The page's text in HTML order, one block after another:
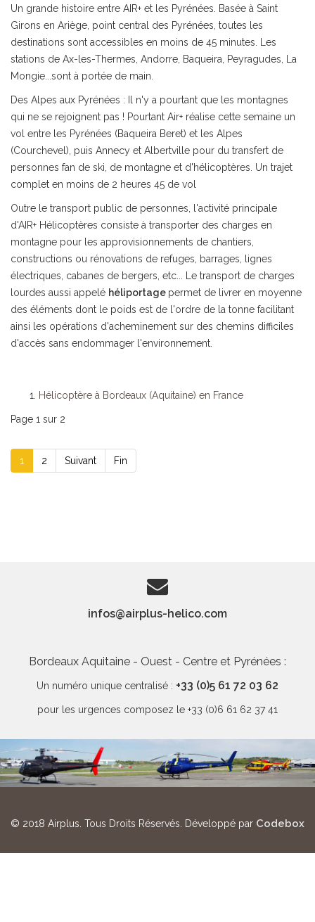
Un grande histoire entre AIR+ et les Pyrénées. Basée à Saint
Girons en Ariège, point central des Pyrénées, toutes les
destinations sont accessibles en moins de 45 minutes. Les
stations de Ax-les-Thermes, Andorre, Baqueira, Peyragudes, La
Mongie...sont à portée de main.
Des Alpes aux Pyrénées : Il n'y a pourtant que les montagnes
qui ne se rejoignent pas ! Pourtant Air+ réalise cette semaine un
vol entre les Pyrénées (Baqueira Beret) et les Alpes
(Courchevel), puis Annecy et Albertville pour du transfert de
personnes fan de ski, de montagne et d'hélicoptères. Un trajet
complet en moins de 2 heures 45 de vol
Outre le transport public de personnes, l'activité principale
d'AIR+ Hélicoptères consiste à transporter des charges en
montagne pour les approvisionnements de chantiers,
constructions ou rénovations de refuges, barrages, lignes
électriques, cabanes de bergers, etc... Le transport de charges
lourdes aussi appelé héliportage permet de livrer en moyenne
des éléments dont le poids est de l'ordre de la tonne facilitant
ainsi les opérations d'acheminement sur des chemins difficiles
d'accès sans endommager l'environnement.
Hélicoptère à Bordeaux (Aquitaine) en France
Page 1 sur 2
1 2 Suivant Fin
infos@airplus-helico.com
Bordeaux Aquitaine - Ouest - Centre et Pyrénées :
Un numéro unique centralisé : +33 (0)5 61 72 03 62
pour les urgences composez le +33 (0)6 61 62 37 41
© 2018 Airplus. Tous Droits Réservés. Développé par Codebox